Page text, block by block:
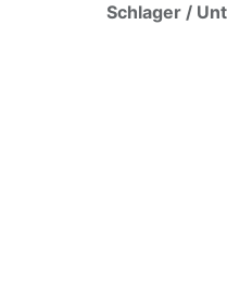
Schlager /